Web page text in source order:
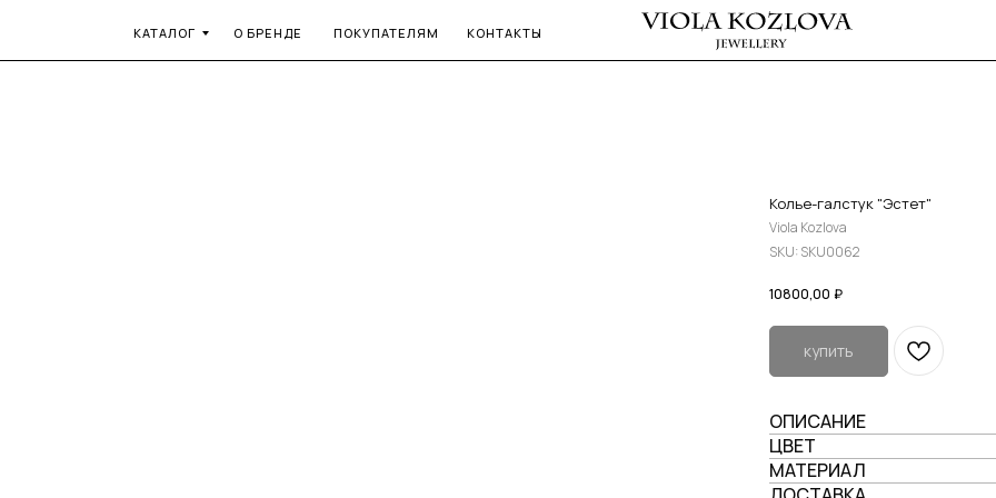
КАТАЛОГ О БРЕНДЕ ПОКУПАТЕЛЯМ КОНТАКТЫ
Колье-галстук "Эстет"
Viola Kozlova
SKU: SKU0062
10800,00 ₽
купить
ОПИСАНИЕ
ЦВЕТ
МАТЕРИАЛ